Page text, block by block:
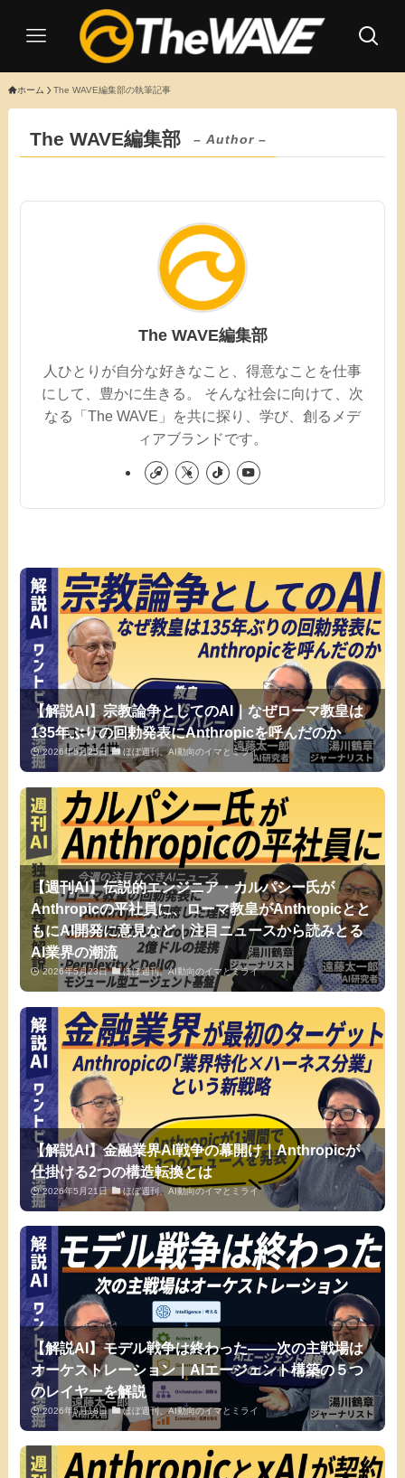
ホーム The WAVE編集部の執筆記事
The WAVE編集部 – Author –
The WAVE編集部
人ひとりが自分な好きなこと、得意なことを仕事
にして、豊かに生きる。 そんな社会に向けて、次
なる「The WAVE」を共に探り、学び、創るメデ
ィアブランドです。
【解説AI】宗教論争としてのAI｜なぜローマ教皇は
135年ぶりの回勅発表にAnthropicを呼んだのか
2026年5月25日 ほぼ週刊、AI動向のイマとミライ
【週刊AI】伝説的エンジニア・カルパシー氏が
Anthropicの平社員に、ローマ教皇がAnthropicとと
もにAI開発に意見など｜注目ニュースから読みとる
AI業界の潮流
2026年5月23日 ほぼ週刊、AI動向のイマとミライ
【解説AI】金融業界AI戦争の幕開け｜Anthropicが
仕掛ける2つの構造転換とは
2026年5月21日 ほぼ週刊、AI動向のイマとミライ
【解説AI】モデル戦争は終わった——次の主戦場は
オーケストレーション｜AIエージェント構築の５つ
のレイヤーを解説
2026年5月18日 ほぼ週刊、AI動向のイマとミライ